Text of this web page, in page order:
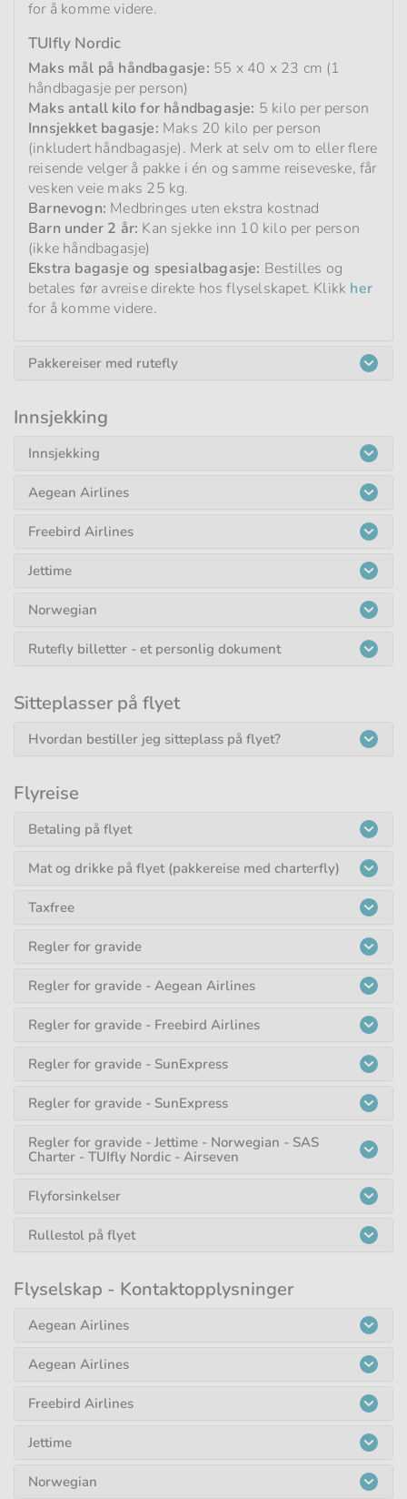
for å komme videre.
TUIfly Nordic
Maks mål på håndbagasje: 55 x 40 x 23 cm (1
håndbagasje per person)
Maks antall kilo for håndbagasje: 5 kilo per person
Innsjekket bagasje: Maks 20 kilo per person
(inkludert håndbagasje). Merk at selv om to eller flere
reisende velger å pakke i én og samme reiseveske, får
vesken veie maks 25 kg.
Barnevogn: Medbringes uten ekstra kostnad
Barn under 2 år: Kan sjekke inn 10 kilo per person
(ikke håndbagasje)
Ekstra bagasje og spesialbagasje: Bestilles og
betales før avreise direkte hos flyselskapet. Klikk her
for å komme videre.
Pakkereiser med rutefly
Innsjekking
Innsjekking
Aegean Airlines
Freebird Airlines
Jettime
Norwegian
Rutefly billetter - et personlig dokument
Sitteplasser på flyet
Hvordan bestiller jeg sitteplass på flyet?
Flyreise
Betaling på flyet
Mat og drikke på flyet (pakkereise med charterfly)
Taxfree
Regler for gravide
Regler for gravide - Aegean Airlines
Regler for gravide - Freebird Airlines
Regler for gravide - SunExpress
Regler for gravide - SunExpress
Regler for gravide - Jettime - Norwegian - SAS
Charter - TUIfly Nordic - Airseven
Flyforsinkelser
Rullestol på flyet
Flyselskap - Kontaktopplysninger
Aegean Airlines
Aegean Airlines
Freebird Airlines
Jettime
Norwegian